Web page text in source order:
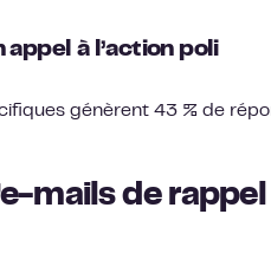
appel à l’action poli
génèrent 43 % de
mails de